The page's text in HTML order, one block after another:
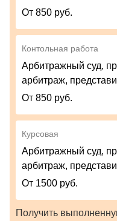
От 850 руб.
Контольная работа
Арбитражный суд,
арбитраж,
От 850 руб.
Курсовая
Арбитражный суд,
арбитраж,
От 1500 руб.
Получить